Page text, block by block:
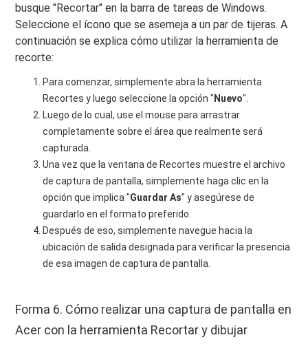
busque "Recortar" en la barra de tareas de Windows.
Seleccione el ícono que se asemeja a un par de tijeras. A
continuación se explica cómo utilizar la herramienta de
recorte:
Para comenzar, simplemente abra la herramienta
Recortes y luego seleccione la opción " Nuevo".
Luego de lo cual, use el mouse para arrastrar
completamente sobre el área que realmente será
capturada.
Una vez que la ventana de Recortes muestre el archivo
de captura de pantalla, simplemente haga clic en la
opción que implica "Guardar As" y asegúrese de
guardarlo en el formato preferido.
Después de eso, simplemente navegue hacia la
ubicación de salida designada para verificar la presencia
de esa imagen de captura de pantalla.
Forma 6. Cómo realizar una captura de pantalla en
Acer con la herramienta Recortar y dibujar